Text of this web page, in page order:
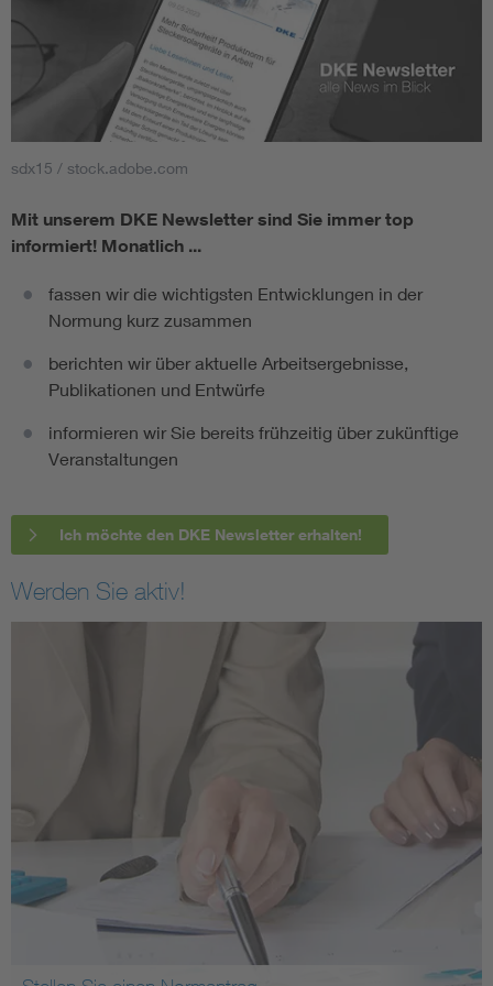
sdx15 / stock.adobe.com
Mit unserem DKE Newsletter sind Sie immer top
informiert! Monatlich ...
fassen wir die wichtigsten Entwicklungen in der
Normung kurz zusammen
berichten wir über aktuelle Arbeitsergebnisse,
Publikationen und Entwürfe
informieren wir Sie bereits frühzeitig über zukünftige
Veranstaltungen
Ich möchte den DKE Newsletter erhalten!
Werden Sie aktiv!